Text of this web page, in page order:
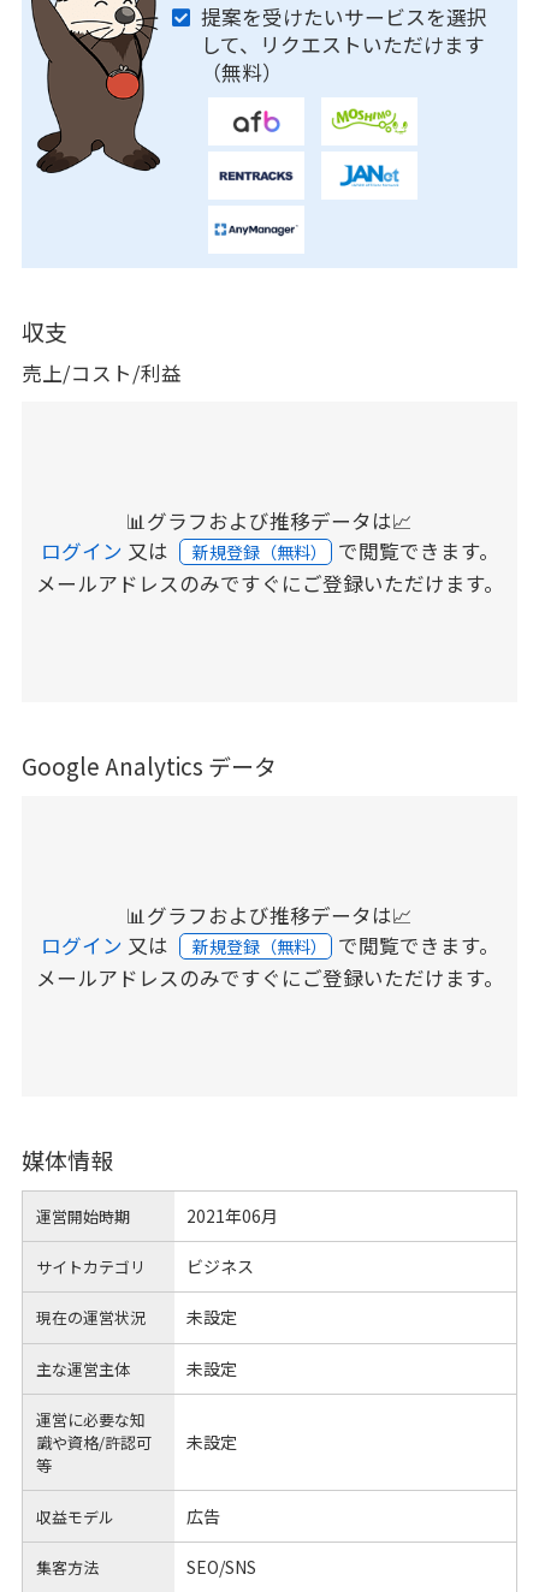
提案を受けたいサービスを選択
して、リクエストいただけます
（無料）
収支
売上/コスト/利益
📊グラフおよび推移データは📈
ログイン 又は 新規登録（無料） で閲覧できます。
メールアドレスのみですぐにご登録いただけます。
Google Analytics データ
📊グラフおよび推移データは📈
ログイン 又は 新規登録（無料） で閲覧できます。
メールアドレスのみですぐにご登録いただけます。
媒体情報
運営開始時期 2021年06月
サイトカテゴリ ビジネス
現在の運営状況 未設定
主な運営主体 未設定
運営に必要な知
識や資格/許認可
等
未設定
収益モデル 広告
集客方法 SEO/SNS